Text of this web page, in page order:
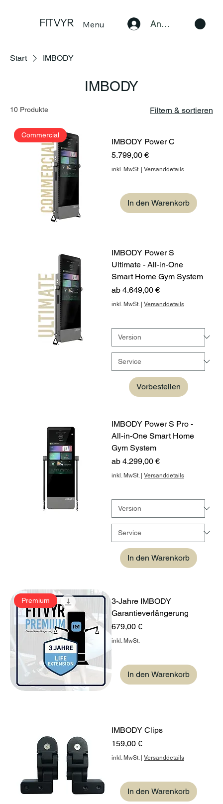
FITVYR Anmelden
Menu
Start IMBODY
IMBODY
10 Produkte Filtern & sortieren
Commercial
IMBODY Power C
Preis
5.799,00 €
inkl. MwSt.| Versanddetails
In den Warenkorb
IMBODY Power S
Ultimate - All-in-One
Smart Home Gym System
ab 4.649,00 €
Sale-Preis
inkl. MwSt.| Versanddetails
Vorbestellen
IMBODY Power S Pro -
All-in-One Smart Home
Gym System
ab 4.299,00 €
Sale-Preis
inkl. MwSt.| Versanddetails
In den Warenkorb
Premium
3-Jahre IMBODY
Garantieverlängerung
Preis
679,00 €
inkl. MwSt.
In den Warenkorb
IMBODY Clips
Preis
159,00 €
inkl. MwSt.| Versanddetails
In den Warenkorb